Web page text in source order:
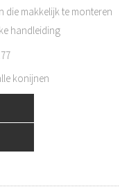
die makkelijk te monteren
handleiding
konijnen